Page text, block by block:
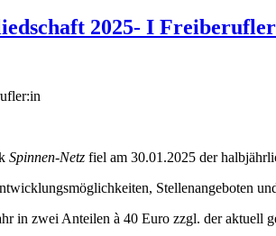
2025- I
Spinnen-Netz fiel am 30.01.2025 der
Stellenangeboten
in zwei Anteilen à 40 Euro zzgl. der aktuell